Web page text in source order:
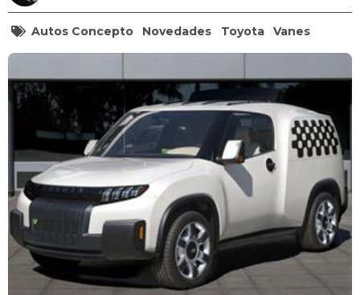
Autos Concepto Novedades Toyota Vanes